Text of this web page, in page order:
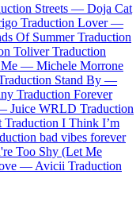
Streets — Doja Cat
Traduction Lover —
Of Summer Traduction
Toliver Traduction
Me — Michele Morrone
Stand By —
Traduction Forever
Juice WRLD Traduction
Traduction I Think I’m
bad vibes forever
Too Shy (Let Me
— Avicii Traduction